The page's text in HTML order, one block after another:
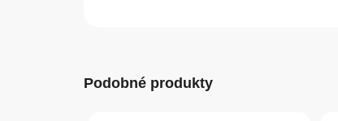
Podobné produkty